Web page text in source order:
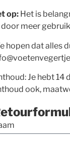
op: Het is
door meer
hopen dat alles
Je hebt
ook,